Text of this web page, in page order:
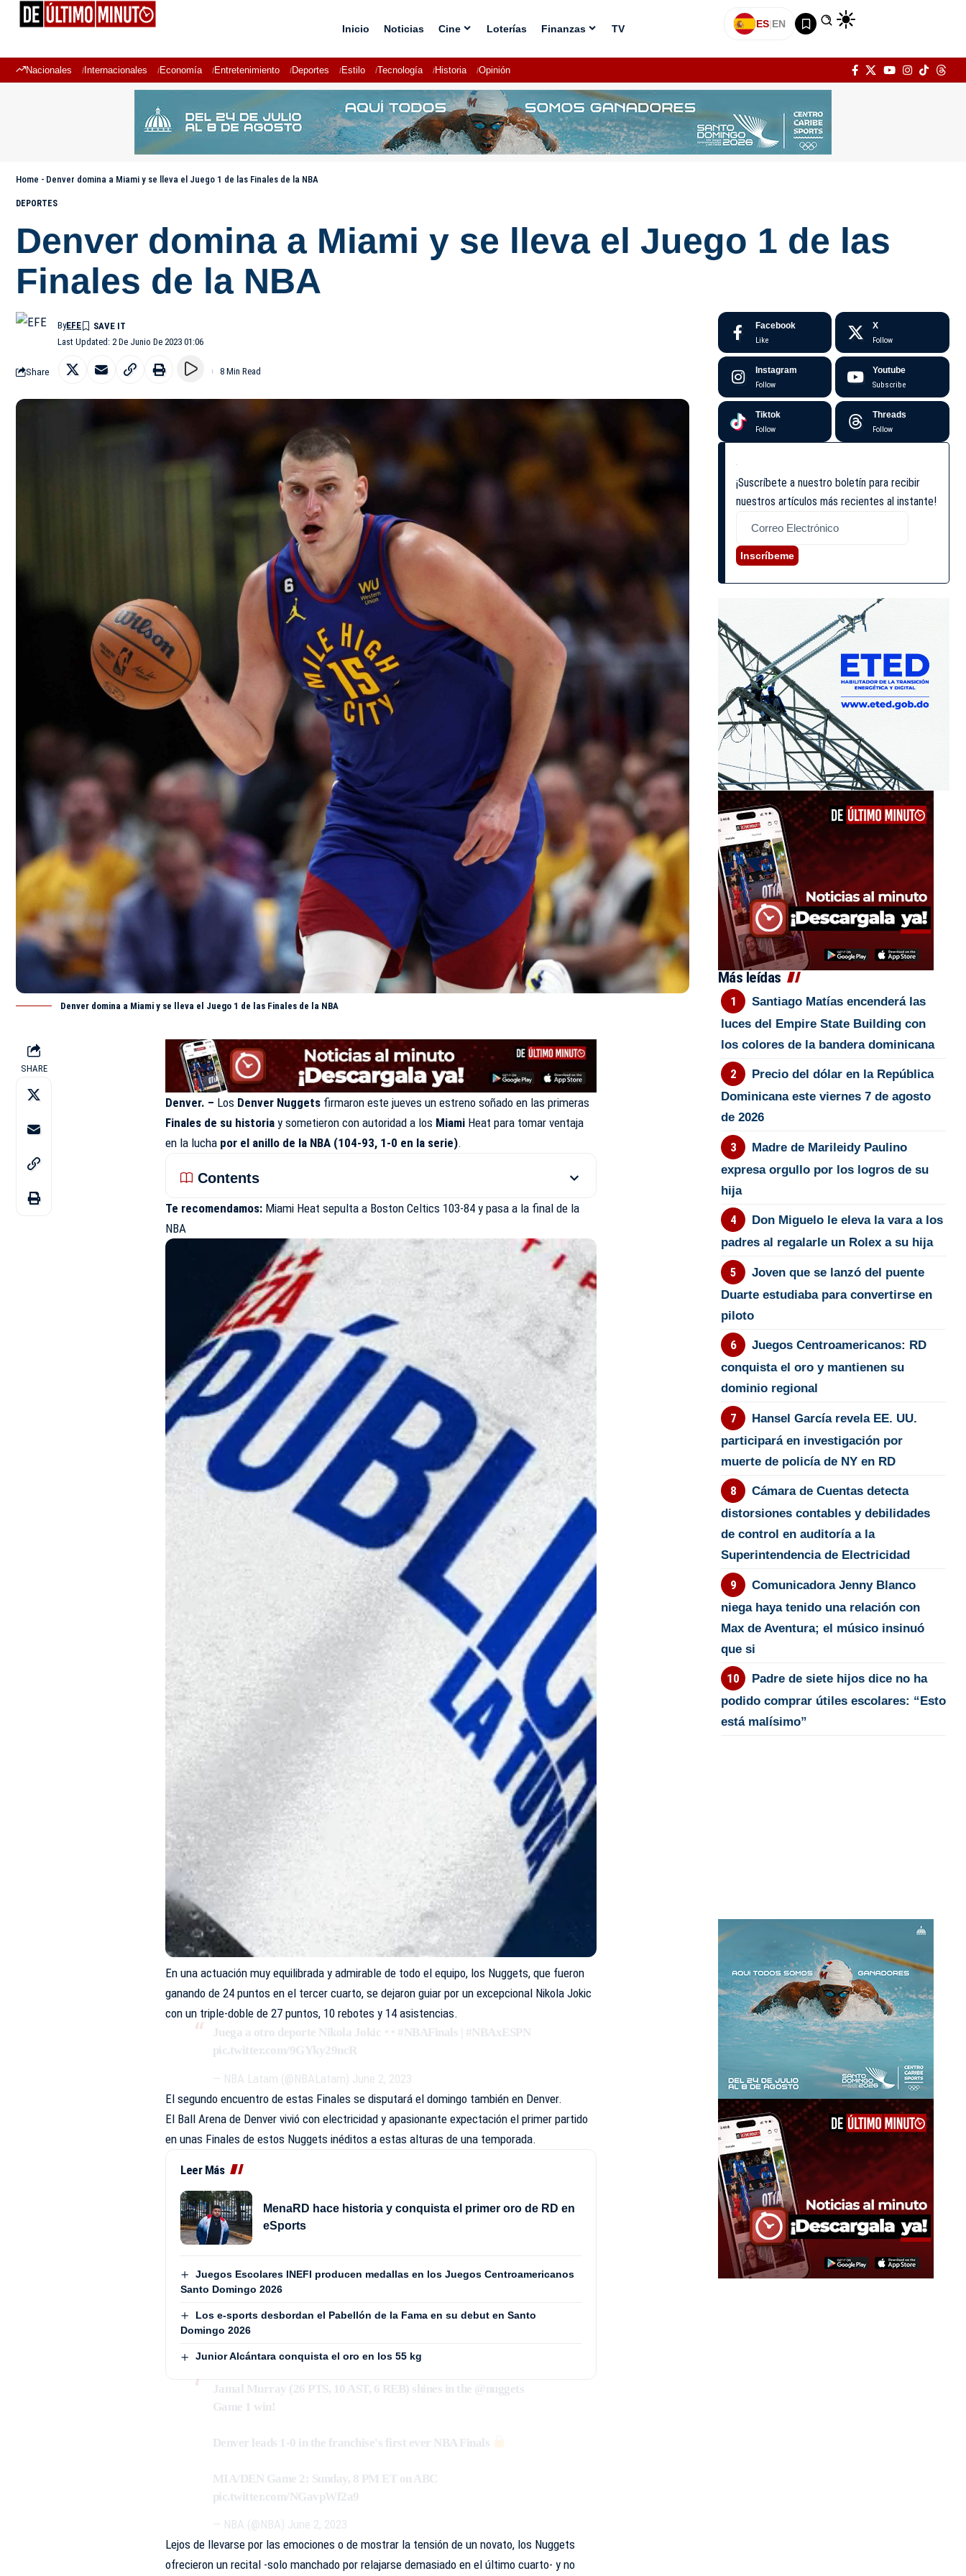
Inicio Noticias Cine Loterías Finanzas TV ES|EN
Nacionales Internacionales Economía Entretenimiento Deportes Estilo Tecnología Historia Opinión
Home - Denver domina a Miami y se lleva el Juego 1 de las Finales de la NBA
DEPORTES
Denver domina a Miami y se lleva el Juego 1 de las
Finales de la NBA
Last Updated: 2 De Junio De 2023 01:06
ByEFE
Share 8 Min Read
Denver domina a Miami y se lleva el Juego 1 de las Finales de la NBA
SHARE
Denver. – Los Denver Nuggets firmaron este jueves un estreno soñado en las primeras
Finales de su historia y sometieron con autoridad a los Miami Heat para tomar ventaja
en la lucha por el anillo de la NBA (104-93, 1-0 en la serie).
Contents
Te recomendamos: Miami Heat sepulta a Boston Celtics 103-84 y pasa a la final de la
NBA
En una actuación muy equilibrada y admirable de todo el equipo, los Nuggets, que fueron
ganando de 24 puntos en el tercer cuarto, se dejaron guiar por un excepcional Nikola Jokic
con un triple-doble de 27 puntos, 10 rebotes y 14 asistencias.
Juega a otro deporte Nikola Jokic #NBAFinals
#NBAxESPN
pic.twitter.com/9GYky29ncR
— NBA Latam (@NBALatam) June 2, 2023
El segundo encuentro de estas Finales se disputará el domingo también en Denver.
El Ball Arena de Denver vivió con electricidad y apasionante expectación el primer partido
en unas Finales de estos Nuggets inéditos a estas alturas de una temporada.
Leer Más
MenaRD hace historia y conquista el primer oro de RD en
eSports
Juegos Escolares INEFI producen medallas en los Juegos Centroamericanos
Santo Domingo 2026
Los e-sports desbordan el Pabellón de la Fama en su debut en Santo
Domingo 2026
Junior Alcántara conquista el oro en los 55 kg
Jamal Murray (26 PTS, 10 AST, 6 REB) shines in the @nuggets
Game 1 win!
Denver leads 1-0 in the franchise's first ever NBA Finals
MIA/DEN Game 2: Sunday, 8 PM ET on ABC
pic.twitter.com/NGavpWf2a9
— NBA (@NBA) June 2, 2023
Lejos de llevarse por las emociones o de mostrar la tensión de un novato, los Nuggets
ofrecieron un recital -solo manchado por relajarse demasiado en el último cuarto- y no
Facebook
Like
X
Follow
Instagram
Follow
Youtube
Subscribe
Tiktok
Follow
Threads
Follow
¡Suscríbete a nuestro boletín para recibir
nuestros artículos más recientes al instante!
Inscríbeme
Más leídas
Santiago Matías encenderá las
luces del Empire State Building con
los colores de la bandera dominicana
Precio del dólar en la República
Dominicana este viernes 7 de agosto
de 2026
Madre de Marileidy Paulino
expresa orgullo por los logros de su
hija
Don Miguelo le eleva la vara a los
padres al regalarle un Rolex a su hija
Joven que se lanzó del puente
Duarte estudiaba para convertirse en
piloto
Juegos Centroamericanos: RD
conquista el oro y mantienen su
dominio regional
Hansel García revela EE. UU.
participará en investigación por
muerte de policía de NY en RD
Cámara de Cuentas detecta
distorsiones contables y debilidades
de control en auditoría a la
Superintendencia de Electricidad
Comunicadora Jenny Blanco
niega haya tenido una relación con
Max de Aventura; el músico insinuó
que si
Padre de siete hijos dice no ha
podido comprar útiles escolares: “Esto
está malísimo”